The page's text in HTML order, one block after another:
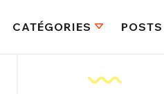
CATÉGORIES POSTS